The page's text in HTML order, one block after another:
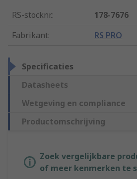
RS-stocknr.:
178-7676
Fabrikant: RS PRO
Specificaties
Datasheets
Wetgeving en compliance
Productomschrijving
Zoek vergelijkbare
of meer kenmerken te